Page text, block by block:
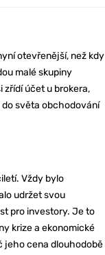
otevřenější, než kdy
malé skupiny
zřídí účet u brokera,
světa obchodování
Vždy bylo
udržet svou
pro investory. Je to
krize a ekonomické
jeho cena dlouhodobě